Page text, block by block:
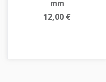
mm
12,00 €